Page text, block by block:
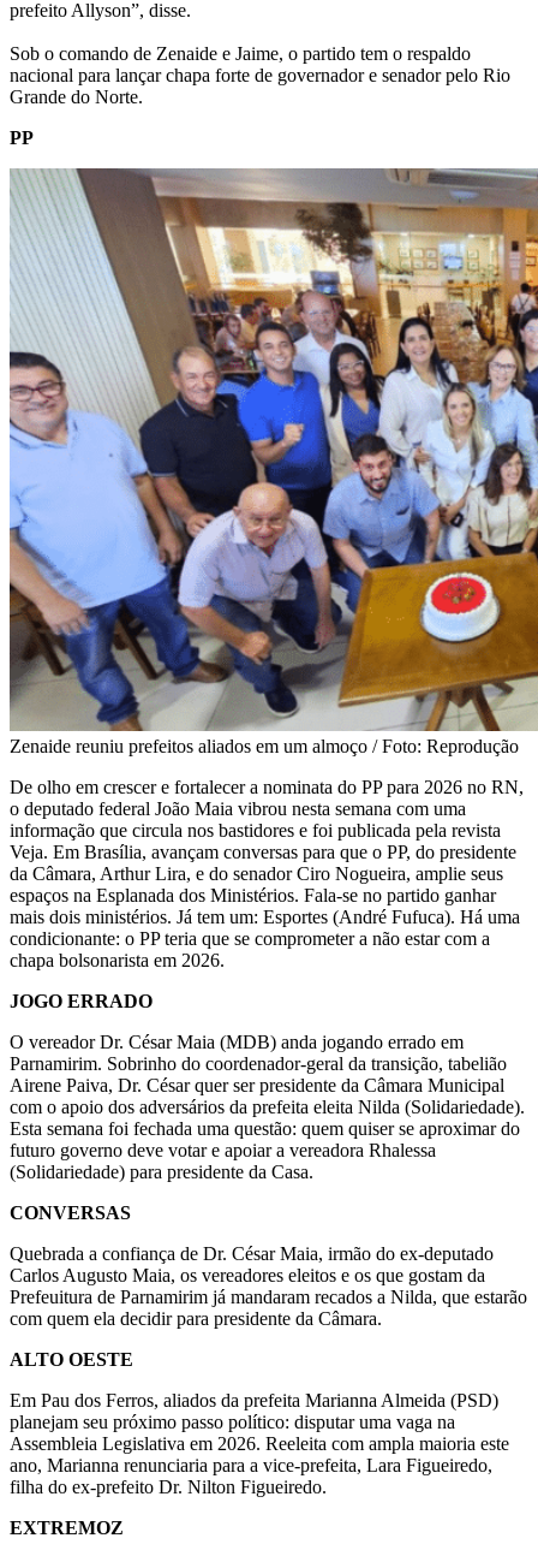
prefeito Allyson”, disse.
Sob o comando de Zenaide e Jaime, o partido tem o respaldo
nacional para lançar chapa forte de governador e senador pelo Rio
Grande do Norte.
PP
Zenaide reuniu prefeitos aliados em um almoço / Foto: Reprodução
De olho em crescer e fortalecer a nominata do PP para 2026 no RN,
o deputado federal João Maia vibrou nesta semana com uma
informação que circula nos bastidores e foi publicada pela revista
Veja. Em Brasília, avançam conversas para que o PP, do presidente
da Câmara, Arthur Lira, e do senador Ciro Nogueira, amplie seus
espaços na Esplanada dos Ministérios. Fala-se no partido ganhar
mais dois ministérios. Já tem um: Esportes (André Fufuca). Há uma
condicionante: o PP teria que se comprometer a não estar com a
chapa bolsonarista em 2026.
JOGO ERRADO
O vereador Dr. César Maia (MDB) anda jogando errado em
Parnamirim. Sobrinho do coordenador-geral da transição, tabelião
Airene Paiva, Dr. César quer ser presidente da Câmara Municipal
com o apoio dos adversários da prefeita eleita Nilda (Solidariedade).
Esta semana foi fechada uma questão: quem quiser se aproximar do
futuro governo deve votar e apoiar a vereadora Rhalessa
(Solidariedade) para presidente da Casa.
CONVERSAS
Quebrada a confiança de Dr. César Maia, irmão do ex-deputado
Carlos Augusto Maia, os vereadores eleitos e os que gostam da
Prefeuitura de Parnamirim já mandaram recados a Nilda, que estarão
com quem ela decidir para presidente da Câmara.
ALTO OESTE
Em Pau dos Ferros, aliados da prefeita Marianna Almeida (PSD)
planejam seu próximo passo político: disputar uma vaga na
Assembleia Legislativa em 2026. Reeleita com ampla maioria este
ano, Marianna renunciaria para a vice-prefeita, Lara Figueiredo,
filha do ex-prefeito Dr. Nilton Figueiredo.
EXTREMOZ